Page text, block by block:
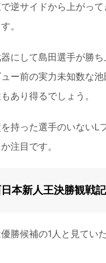
逆サイドから上がっ
。
にして島田選手が勝
ー前の実力未知数な
あり得るでしょう。
持った選手のいないL
注目です。
本新人王決勝観戦記
勝候補の1人と見てい